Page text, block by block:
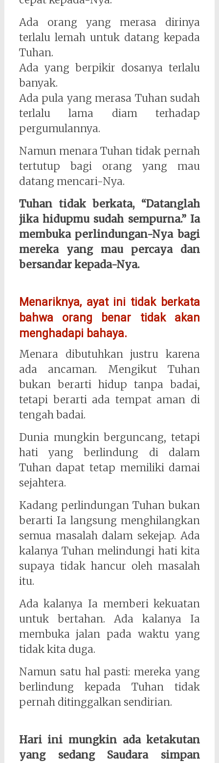
Ada orang yang merasa dirinya
terlalu lemah untuk datang kepada
Tuhan.
Ada yang berpikir dosanya terlalu
banyak.
Ada pula yang merasa Tuhan sudah
terlalu lama diam terhadap
pergumulannya.
Namun menara Tuhan tidak pernah
tertutup bagi orang yang mau
datang mencari-Nya.
Tuhan tidak berkata, “Datanglah
jika hidupmu sudah sempurna.” Ia
membuka perlindungan-Nya bagi
mereka yang mau percaya dan
bersandar kepada-Nya.
Menariknya, ayat ini tidak berkata
bahwa orang benar tidak akan
menghadapi bahaya.
Menara dibutuhkan justru karena
ada ancaman. Mengikut Tuhan
bukan berarti hidup tanpa badai,
tetapi berarti ada tempat aman di
tengah badai.
Dunia mungkin berguncang, tetapi
hati yang berlindung di dalam
Tuhan dapat tetap memiliki damai
sejahtera.
Kadang perlindungan Tuhan bukan
berarti Ia langsung menghilangkan
semua masalah dalam sekejap. Ada
kalanya Tuhan melindungi hati kita
supaya tidak hancur oleh masalah
itu.
Ada kalanya Ia memberi kekuatan
untuk bertahan. Ada kalanya Ia
membuka jalan pada waktu yang
tidak kita duga.
Namun satu hal pasti: mereka yang
berlindung kepada Tuhan tidak
pernah ditinggalkan sendirian.
Hari ini mungkin ada ketakutan
yang sedang Saudara simpan